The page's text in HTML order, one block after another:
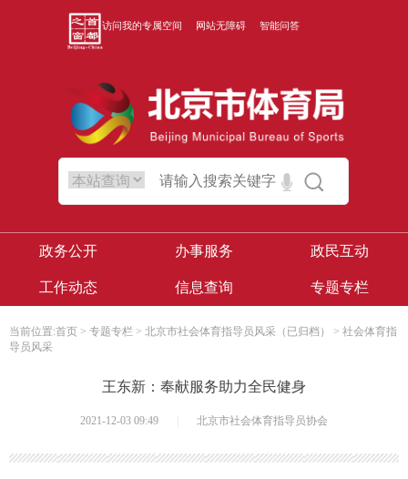
访问我的专属空间 网站无障碍 智能问答
政务公开 办事服务 政民互动
工作动态 信息查询 专题专栏
当前位置:首页 > 专题专栏 > 北京市社会体育指导员风采（已归档） > 社会体育指
导员风采
王东新：奉献服务助力全民健身
2021-12-03 09:49 北京市社会体育指导员协会